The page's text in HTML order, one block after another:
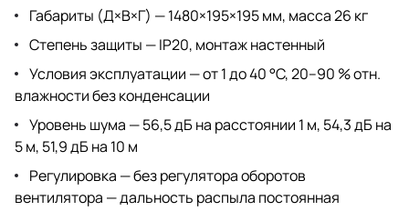
Габариты (Д×В×Г) — 1480×195×195 мм, масса 26 кг
Степень защиты — IP20, монтаж настенный
Условия эксплуатации — от 1 до 40 °C, 20–90 % отн.
влажности без конденсации
Уровень шума — 56,5 дБ на расстоянии 1 м, 54,3 дБ на
5 м, 51,9 дБ на 10 м
Регулировка — без регулятора оборотов
вентилятора — дальность распыла постоянная